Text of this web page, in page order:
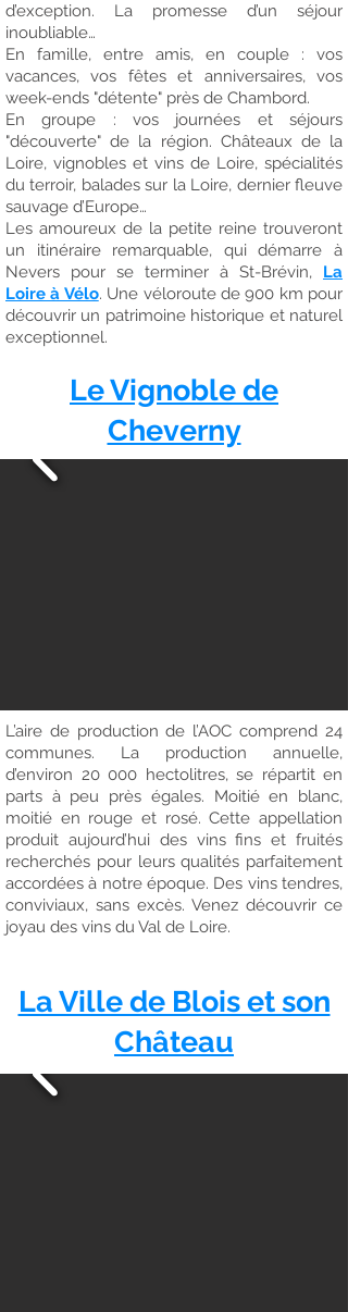
d’exception. La promesse d’un séjour
inoubliable…
En famille, entre amis, en couple : vos
vacances, vos fêtes et anniversaires, vos
week-ends "détente" près de Chambord.
En groupe : vos journées et séjours
"découverte" de la région. Châteaux de la
Loire, vignobles et vins de Loire, spécialités
du terroir, balades sur la Loire, dernier fleuve
sauvage d’Europe…
Les amoureux de la petite reine trouveront
un itinéraire remarquable, qui démarre à
Nevers pour se terminer à St-Brévin, La
Loire à Vélo. Une véloroute de 900 km pour
découvrir un patrimoine historique et naturel
exceptionnel.
Le Vignoble de
Cheverny
L’aire de production de l’AOC comprend 24
communes. La production annuelle,
d’environ 20 000 hectolitres, se répartit en
parts à peu près égales. Moitié en blanc,
moitié en rouge et rosé. Cette appellation
produit aujourd’hui des vins fins et fruités
recherchés pour leurs qualités parfaitement
accordées à notre époque. Des vins tendres,
conviviaux, sans excès. Venez découvrir ce
joyau des vins du Val de Loire.
La Ville de Blois et son
Château